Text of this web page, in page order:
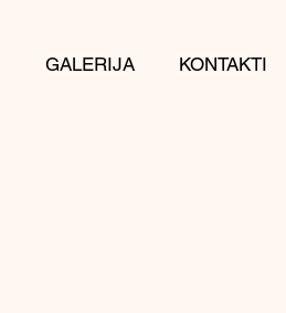
GALERIJA KONTAKTI